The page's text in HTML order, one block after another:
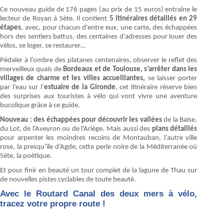
Ce nouveau guide de 176 pages (au prix de 15 euros) entraîne le
lecteur de Royan à Sète. Il contient 5 itinéraires détaillés en 29
étapes, avec, pour chacun d'entre eux, une carte, des échappées
hors des sentiers battus, des centaines d’adresses pour louer des
vélos, se loger, se restaurer…
Pédaler à l’ombre des platanes centenaires, observer le reflet des
merveilleux quais de Bordeaux et de Toulouse, s’arrêter dans les
villages de charme et les villes accueillantes, se laisser porter
par l’eau sur l’estuaire de la Gironde, cet itinéraire réserve bien
des surprises aux touristes à vélo qui vont vivre une aventure
bucolique grâce à ce guide.
Nouveau : des échappées pour découvrir les valléesde la Baïse,
du Lot, de l’Aveyron ou de l’Ariège. Mais aussi des plans détaillés
pour arpenter les moindres recoins de Montauban, l’autre ville
rose, la presqu’île d’Agde, cette perle noire de la Méditerranée où
Sète, la poétique.
Et pour finir en beauté un tour complet de la lagune de Thau sur
de nouvelles pistes cyclables de toute beauté.
Avec le Routard Canal des deux mers à vélo,
tracez votre propre route !